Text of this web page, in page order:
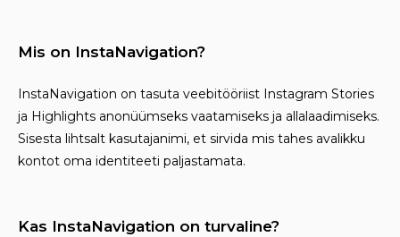
Mis on InstaNavigation?
InstaNavigation on tasuta veebitööriist Instagram Stories
ja Highlights anonüümseks vaatamiseks ja allalaadimiseks.
Sisesta lihtsalt kasutajanimi, et sirvida mis tahes avalikku
kontot oma identiteeti paljastamata.
Kas InstaNavigation on turvaline?